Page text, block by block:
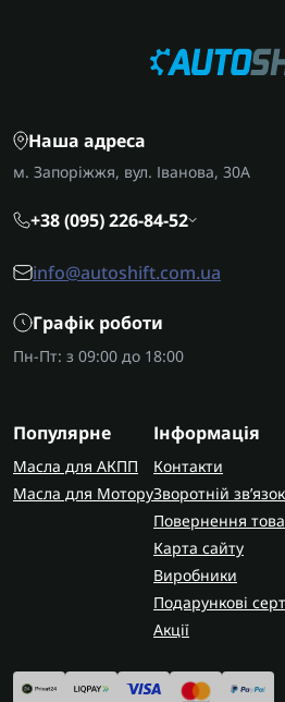
Наша адреса
м. Запоріжжя, вул. Іванова, 30А
+38 (095) 226-84-52
info@autoshift.com.ua
Графік роботи
Пн-Пт: з 09:00 до 18:00
Популярне
Масла для АКПП
Масла для Мотору
Інформація
Контакти
Зворотній зв’язок
Повернення
Карта сайту
Виробники
Подарункові
Акції